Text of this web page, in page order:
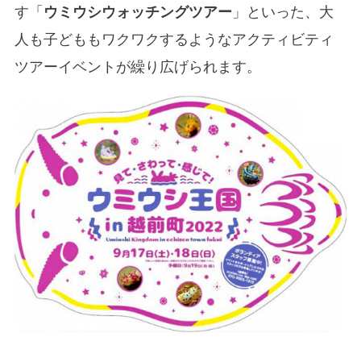
す「 ウミウシウォッチングツアー 」といった、大
人も子どももワクワクするようなアクティビティ
ツアーイベントが繰り広げられます。